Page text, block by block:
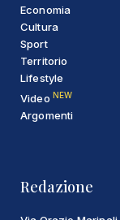
Economia
Cultura
Sport
Territorio
Lifestyle
Video NEW
Argomenti
Redazione